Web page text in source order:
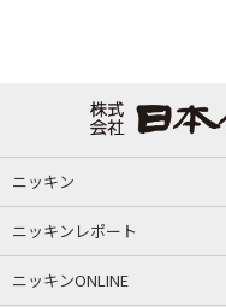
ニッキン
ニッキンレポート
ニッキンONLINE